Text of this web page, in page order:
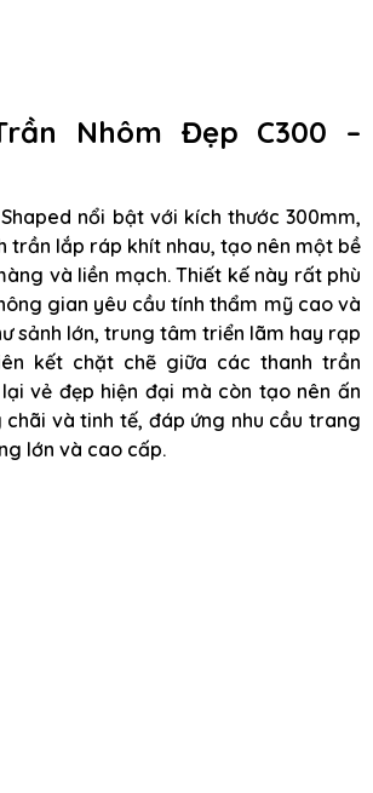
Nhôm Đẹp C300 –
nổi bật với kích thước 300mm,
trần lắp ráp khít nhau, tạo nên một bề
và liền mạch. Thiết kế này rất phù
gian yêu cầu tính thẩm mỹ cao và
sảnh lớn, trung tâm triển lãm hay rạp
kết chặt chẽ giữa các thanh trần
vẻ đẹp hiện đại mà còn tạo nên ấn
chãi và tinh tế, đáp ứng nhu cầu trang
lớn và cao cấp.